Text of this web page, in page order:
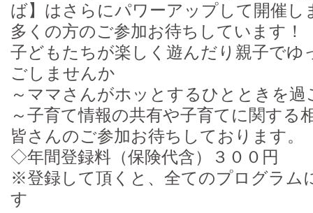
ば】はさらにパワーアップして開催し
多くの方のご参加お待ちしています！
子どもたちが楽しく遊んだり親子でゆ
ごしませんか
～ママさんがホッとするひとときを過
～子育て情報の共有や子育てに関する
皆さんのご参加お待ちしております。
◇年間登録料（保険代含）３００円
※登録して頂くと、全てのプログラム
す